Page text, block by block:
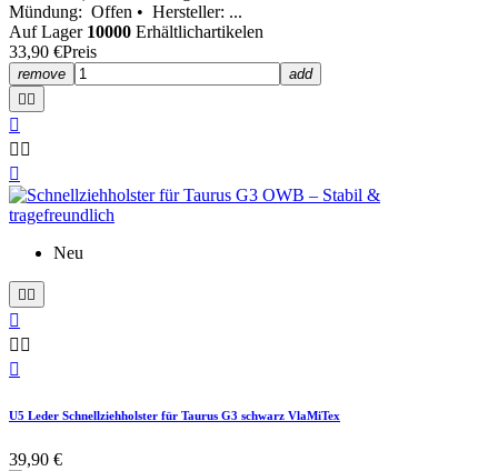
Mündung: Offen • Hersteller: ...
Auf Lager 10000 Erhältlichartikelen
33,90 €Preis
remove
add
 

 

Neu
 

 

U5 Leder Schnellziehholster für Taurus G3 schwarz VlaMiTex
39,90 €